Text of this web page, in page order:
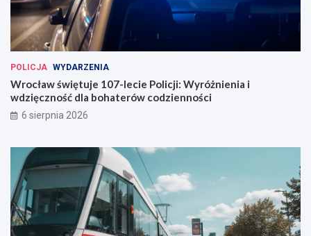
POLICJA WYDARZENIA
Wrocław świętuje 107-lecie Policji: Wyróżnienia i
wdzięczność dla bohaterów codzienności
6 sierpnia 2026